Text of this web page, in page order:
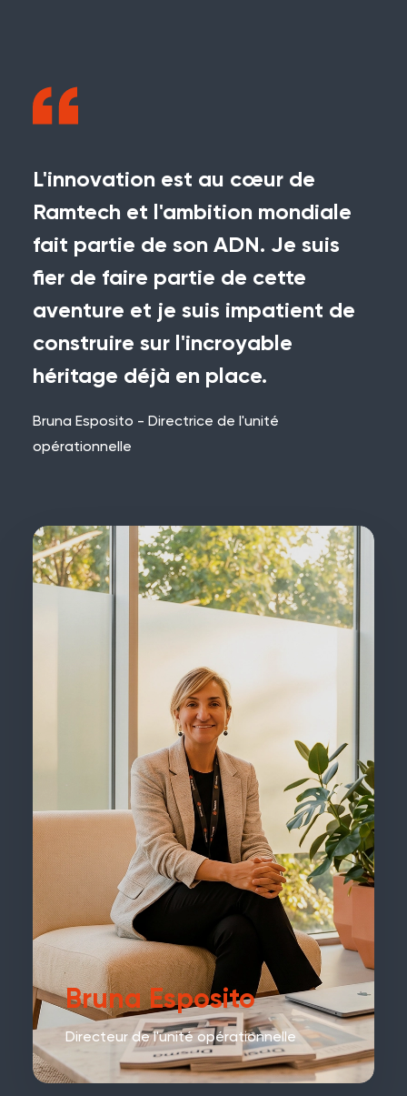
L'innovation est au cœur de
Ramtech et l'ambition mondiale
fait partie de son ADN. Je suis
fier de faire partie de cette
aventure et je suis impatient de
construire sur l'incroyable
héritage déjà en place.
Bruna Esposito - Directrice de l'unité
opérationnelle
Bruna Esposito
Directeur de l'unité opérationnelle